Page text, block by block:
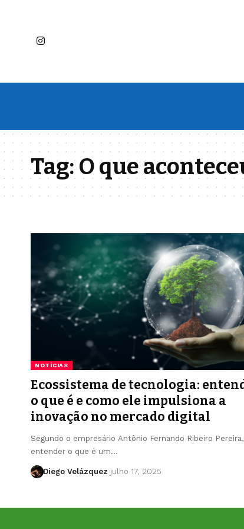
Tag:O que
NOTÍCIAS
Ecossistema de tecnologia:
o que é e como ele impulsiona a
inovação no mercado digital
Segundo o empresário Antônio Fernando Ribeiro Pereira,
entender o que é um…
Diego Velázquez julho 17, 2025